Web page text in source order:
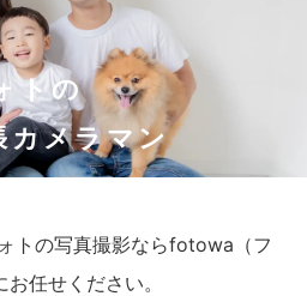
トの
カメラマン
トの写真撮影ならfotowa（フ
お任せください。